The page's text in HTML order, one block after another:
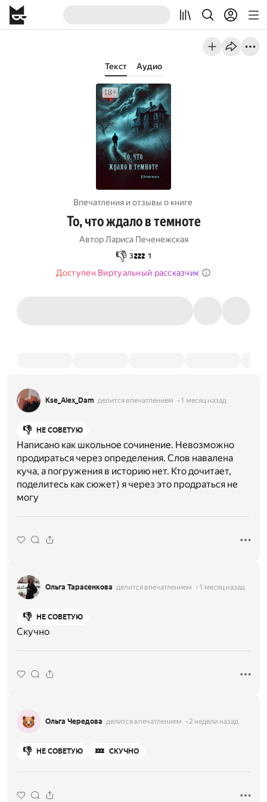
Текст Аудио
Впечатления и отзывы о книге
То, что ждало в темноте
Автор Лариса Печенежская
👎 3💤 1
Доступен Виртуальный рассказчик
Kse_Alex_Dam делится впечатлением 1 месяц назад
👎 НЕ СОВЕТУЮ
Написано как школьное сочинение. Невозможно
продираться через определения. Слов навалена
куча, а погружения в историю нет. Кто дочитает,
поделитесь как сюжет) я через это продраться не
могу
Ольга Тарасенкова делится впечатлением 1 месяц назад
👎 НЕ СОВЕТУЮ
Скучно
Ольга Чередова делится впечатлением 2 недели назад
👎 НЕ СОВЕТУЮ 💤 СКУЧНО